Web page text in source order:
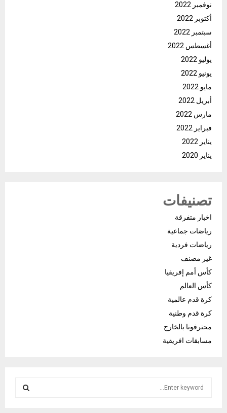
نوفمبر 2022
أكتوبر 2022
سبتمبر 2022
أغسطس 2022
يوليو 2022
يونيو 2022
مايو 2022
أبريل 2022
مارس 2022
فبراير 2022
يناير 2022
يناير 2020
تصنيفات
اخبار متفرقة
رياضات جماعية
رياضات فردية
غير مصنف
كأس أمم إفريقيا
كأس العالم
كرة قدم عالمية
كرة قدم وطنية
محترفونا بالخارج
مسابقات افريقية